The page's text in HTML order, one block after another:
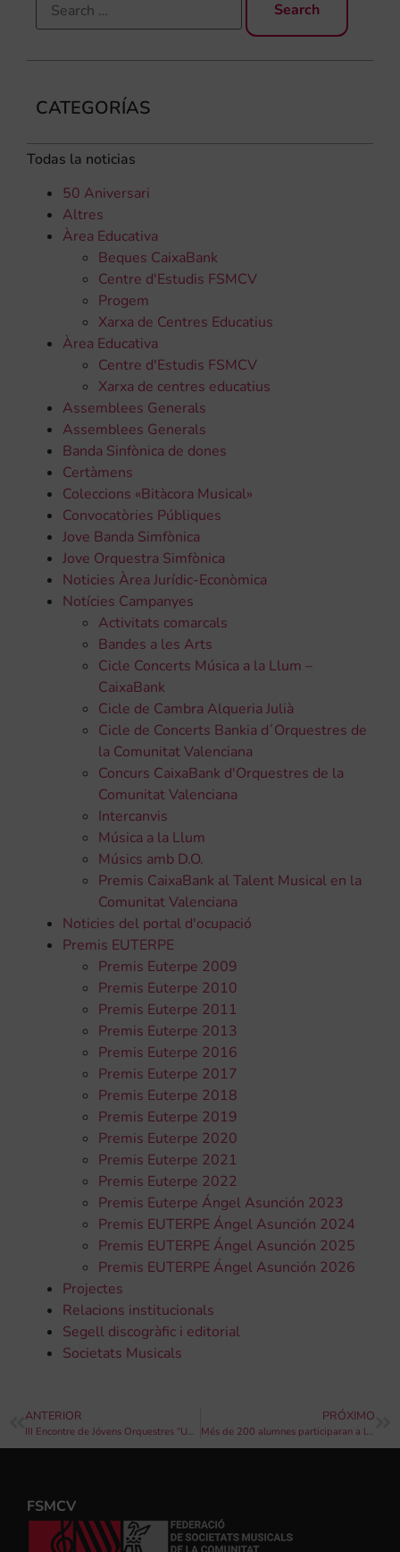
CATEGORÍAS
Todas la noticias
50 Aniversari
Altres
Àrea Educativa
Beques CaixaBank
Centre d'Estudis FSMCV
Progem
Xarxa de Centres Educatius
Àrea Educativa
Centre d'Estudis FSMCV
Xarxa de centres educatius
Assemblees Generals
Assemblees Generals
Banda Sinfònica de dones
Certàmens
Coleccions «Bitàcora Musical»
Convocatòries Públiques
Jove Banda Simfònica
Jove Orquestra Simfònica
Noticies Àrea Jurídic-Econòmica
Notícies Campanyes
Activitats comarcals
Bandes a les Arts
Cicle Concerts Música a la Llum –
CaixaBank
Cicle de Cambra Alqueria Julià
Cicle de Concerts Bankia d´Orquestres de
la Comunitat Valenciana
Concurs CaixaBank d'Orquestres de la
Comunitat Valenciana
Intercanvis
Música a la Llum
Músics amb D.O.
Premis CaixaBank al Talent Musical en la
Comunitat Valenciana
Noticies del portal d'ocupació
Premis EUTERPE
Premis Euterpe 2009
Premis Euterpe 2010
Premis Euterpe 2011
Premis Euterpe 2013
Premis Euterpe 2016
Premis Euterpe 2017
Premis Euterpe 2018
Premis Euterpe 2019
Premis Euterpe 2020
Premis Euterpe 2021
Premis Euterpe 2022
Premis Euterpe Ángel Asunción 2023
Premis EUTERPE Ángel Asunción 2024
Premis EUTERPE Ángel Asunción 2025
Premis EUTERPE Ángel Asunción 2026
Projectes
Relacions institucionals
Segell discogràfic i editorial
Societats Musicals
ANTERIOR
III Encontre de Jóvens Orquestres “Unió Musical de Carlet”
PRÓXIMO
Més de 200 alumnes participaran a la VIII Trobada d’escoles de música de l’Alcoià i El Comtat
FSMCV